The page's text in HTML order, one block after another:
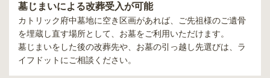
墓じまいによる改葬受入が可能
カトリック府中墓地に空き区画があれば、ご先祖様のご遺骨
を埋蔵し直す場所として、お墓をご利用いただけます。
墓じまいをした後の改葬先や、お墓の引っ越し先選びは、ラ
イフドットにご相談ください。